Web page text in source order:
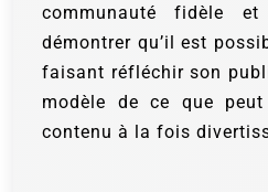
communauté fidèle
démontrer qu’il est
faisant réfléchir son
modèle de ce que
contenu à la fois